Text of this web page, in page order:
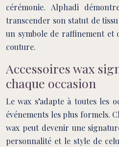
cérémonie. Alphadi
transcender son statut de
un symbole de raffinement et
couture.
Accessoires wax
chaque occasion
Le wax s’adapte à toutes les
événements les plus formels.
wax peut devenir une
personnalité et le style de